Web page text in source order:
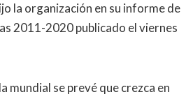
la organización en su informe de
2011-2020 publicado el viernes
mundial se prevé que crezca en